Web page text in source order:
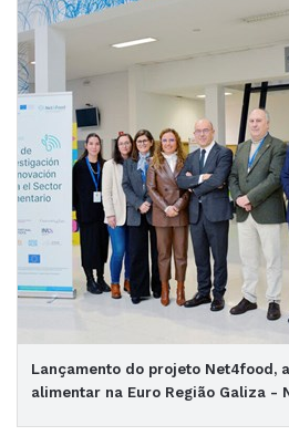
Lançamento do projeto Net4food,
alimentar na Euro Região Galiza -